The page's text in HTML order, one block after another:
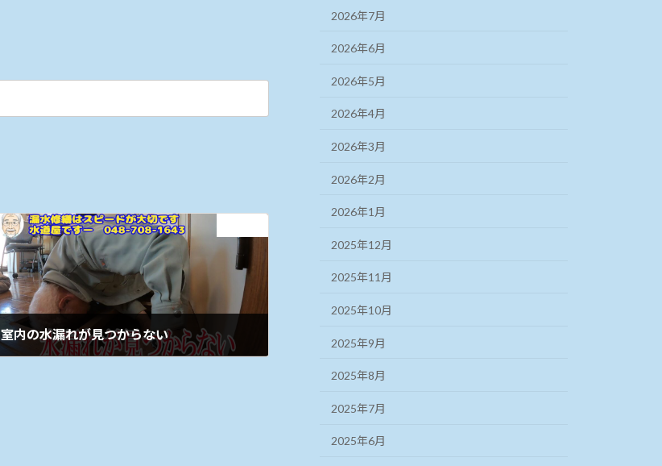
室内の水漏れが見つからない
2026年7月
2026年6月
2026年5月
2026年4月
2026年3月
2026年2月
2026年1月
2025年12月
2025年11月
2025年10月
2025年9月
2025年8月
2025年7月
2025年6月